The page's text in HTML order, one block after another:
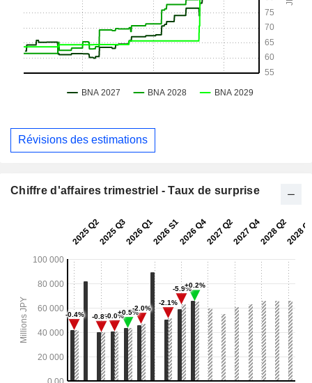
Révisions des estimations
Chiffre d'affaires trimestriel - Taux de surprise